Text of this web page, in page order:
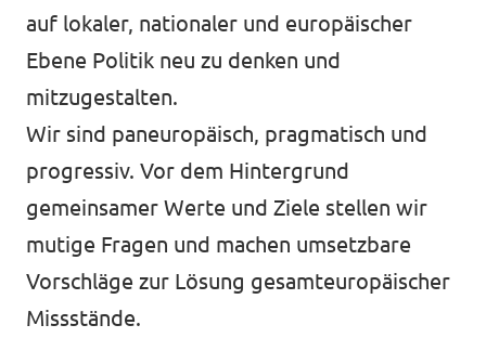
auf lokaler, nationaler und europäischer
Ebene Politik neu zu denken und
mitzugestalten.
Wir sind paneuropäisch, pragmatisch und
progressiv. Vor dem Hintergrund
gemeinsamer Werte und Ziele stellen wir
mutige Fragen und machen umsetzbare
Vorschläge zur Lösung gesamteuropäischer
Missstände.